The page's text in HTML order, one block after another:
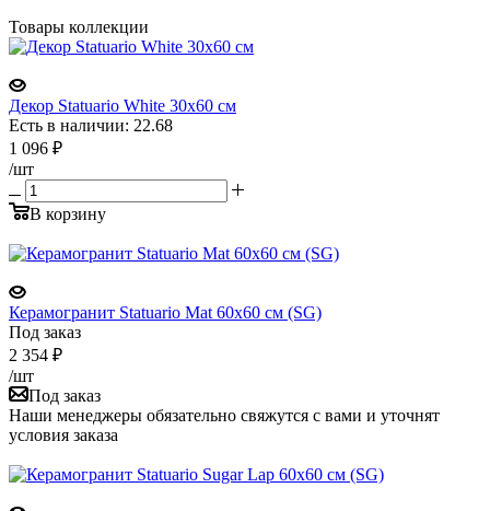
Товары коллекции
Декор Statuario White 30x60 см
Есть в наличии: 22.68
1 096 ₽
/шт
В корзину
Керамогранит Statuario Mat 60x60 см (SG)
Под заказ
2 354 ₽
/шт
Под заказ
Наши менеджеры обязательно свяжутся с вами и уточнят
условия заказа